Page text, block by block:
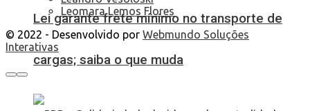
Lei garante frete mínimo no transporte de
cargas; saiba o que muda
Leomara Lemos Flores
© 2022 - Desenvolvido por Webmundo Soluções
Interativas